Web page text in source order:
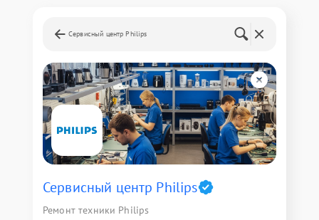
Сервисный центр Philips
Сервисный центр Philips
Ремонт техники Philips